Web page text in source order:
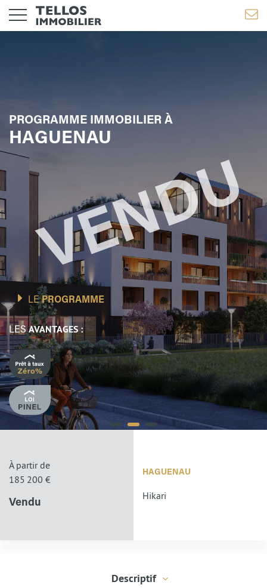
PROGRAMME IMMOBILIER À
HAGUENAU
LEPROGRAMME
LESAVANTAGES :
À partir de
185 200 €
Vendu
HAGUENAU
Hikari
Descriptif